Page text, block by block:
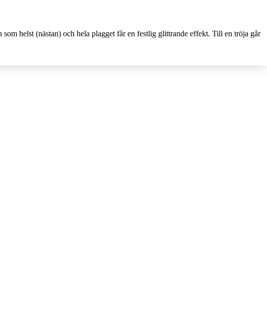
helst (nästan) och hela plagget får en festlig glittrande effekt. Till en tröja går